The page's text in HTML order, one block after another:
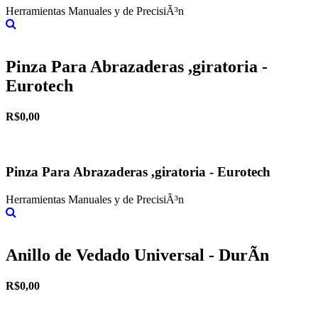
Herramientas Manuales y de PrecisiÃ³n
Pinza Para Abrazaderas ,giratoria -
Eurotech
R$0,00
Pinza Para Abrazaderas ,giratoria - Eurotech
Herramientas Manuales y de PrecisiÃ³n
Anillo de Vedado Universal - DurÃ­n
R$0,00